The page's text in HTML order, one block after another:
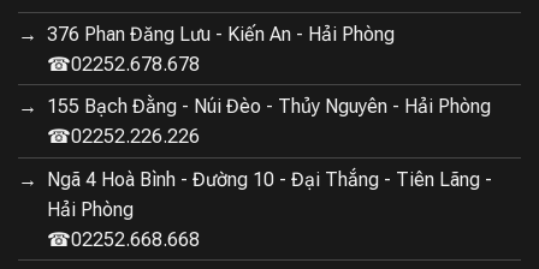
376 Phan Đăng Lưu - Kiến An - Hải Phòng
☎02252.678.678
155 Bạch Đằng - Núi Đèo - Thủy Nguyên - Hải Phòng
☎02252.226.226
Ngã 4 Hoà Bình - Đường 10 - Đại Thắng - Tiên Lãng -
Hải Phòng
☎02252.668.668